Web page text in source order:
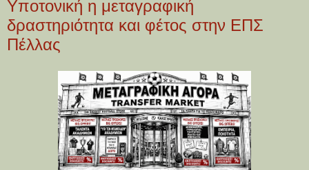
Υποτονική η μεταγραφική
δραστηριότητα και φέτος στην ΕΠΣ
Πέλλας